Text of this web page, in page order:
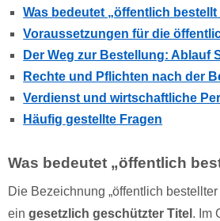
Was bedeutet „öffentlich
Voraussetzungen für die
Der Weg zur Bestellung: Ablauf
Rechte und Pflichten nach der
Verdienst und wirtschaftliche
Häufig gestellte Fragen
Was bedeutet „öffentlich
Die Bezeichnung „öffentlich
ein gesetzlich geschützter Titel . Im